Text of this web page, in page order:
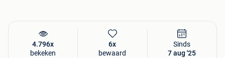
4.796x
bekeken
6x
bewaard
Sinds
7 aug '25